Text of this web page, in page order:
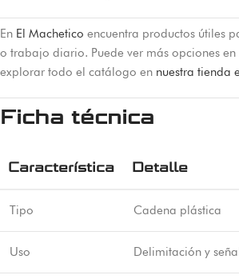
En El Machetico encuentra productos útiles
o trabajo diario. Puede ver más opciones en
explorar todo el catálogo en nuestra tienda
Ficha técnica
Característica Detalle
Tipo Cadena plástica
Uso Delimitación y